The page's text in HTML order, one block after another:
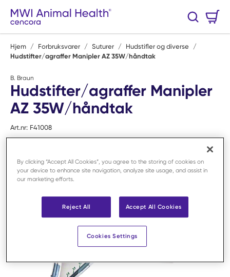
Hopp til hovedinnhold
Søk
Hjem / Forbruksvarer / Suturer / Hudstifler og diverse
/
Hudstifter/agraffer Manipler AZ 35W/håndtak
B. Braun
Hudstifter/agraffer Manipler
AZ 35W/håndtak
Art.nr: F41008
By clicking “Accept All Cookies”, you agree to the storing of cookies on
your device to enhance site navigation, analyze site usage, and assist in
our marketing efforts.
Reject All Accept All Cookies
Cookies Settings